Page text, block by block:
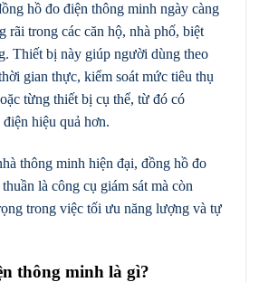
hồ đo điện thông minh ngày càng
rãi trong các căn hộ, nhà phố, biệt
Thiết bị này giúp người dùng theo
gian thực, kiểm soát mức tiêu thụ
từng thiết bị cụ thể, từ đó có
hiệu quả hơn.
thông minh hiện đại, đồng hồ đo
là công cụ giám sát mà còn
trong việc tối ưu năng lượng và tự
thông minh là gì?